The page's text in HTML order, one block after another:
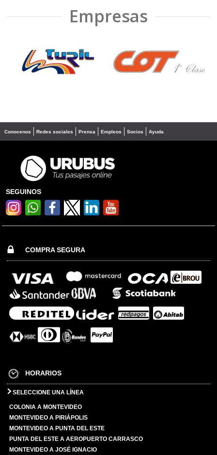
Empresas
❮ ❯
Conocenos Redes sociales Prensa Empleos Socios Ayuda
SEGUINOS
COMPRA SEGURA
HORARIOS
SELECCIONE UNA LÍNEA
COLONIA A MONTEVIDEO
MONTEVIDEO A PIRIÁPOLIS
MONTEVIDEO A PUNTA DEL ESTE
PUNTA DEL ESTE A AEROPUERTO CARRASCO
MONTEVIDEO A JOSÉ IGNACIO